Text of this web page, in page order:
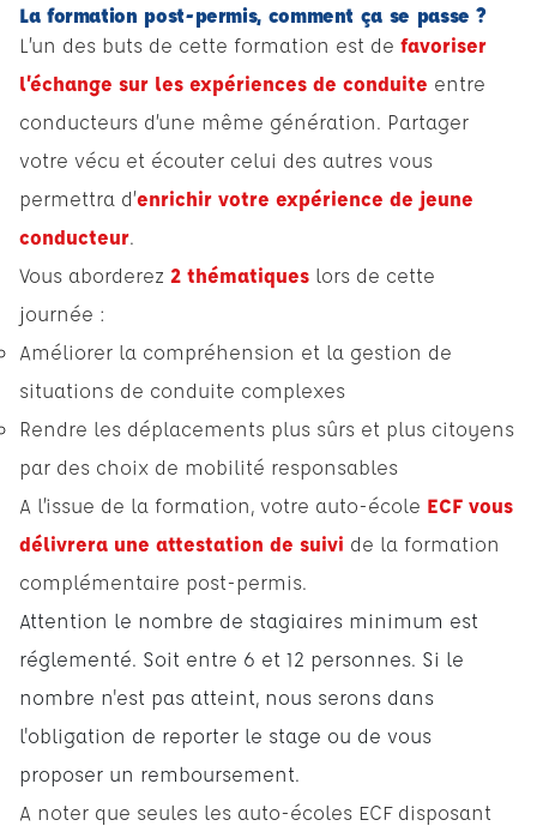
La formation post-permis, comment ça se passe ?
L’un des buts de cette formation est de favoriser
l’échange sur les expériences de conduite entre
conducteurs d’une même génération. Partager
votre vécu et écouter celui des autres vous
permettra d’enrichir votre expérience de jeune
conducteur.
Vous aborderez 2 thématiques lors de cette
journée :
Améliorer la compréhension et la gestion de
situations de conduite complexes
Rendre les déplacements plus sûrs et plus citoyens
par des choix de mobilité responsables
A l’issue de la formation, votre auto-école ECF vous
délivrera une attestation de suivi de la formation
complémentaire post-permis.
Attention le nombre de stagiaires minimum est
réglementé. Soit entre 6 et 12 personnes. Si le
nombre n'est pas atteint, nous serons dans
l'obligation de reporter le stage ou de vous
proposer un remboursement.
A noter que seules les auto-écoles ECF disposant